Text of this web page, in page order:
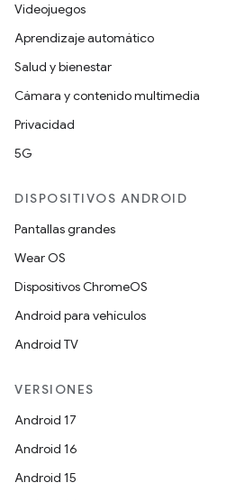
Videojuegos
Aprendizaje automático
Salud y bienestar
Cámara y contenido multimedia
Privacidad
5G
DISPOSITIVOS ANDROID
Pantallas grandes
Wear OS
Dispositivos ChromeOS
Android para vehículos
Android TV
VERSIONES
Android 17
Android 16
Android 15